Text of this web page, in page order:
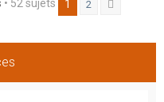
• 52 sujets 1 2